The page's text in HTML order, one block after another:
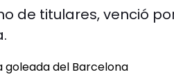
de titulares, venció